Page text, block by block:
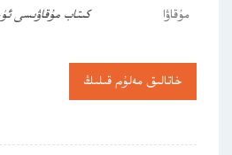
مۇقاۋا
كىتاب مۇقاۋىسى
خاتالىق مەلۇم قىلىڭ